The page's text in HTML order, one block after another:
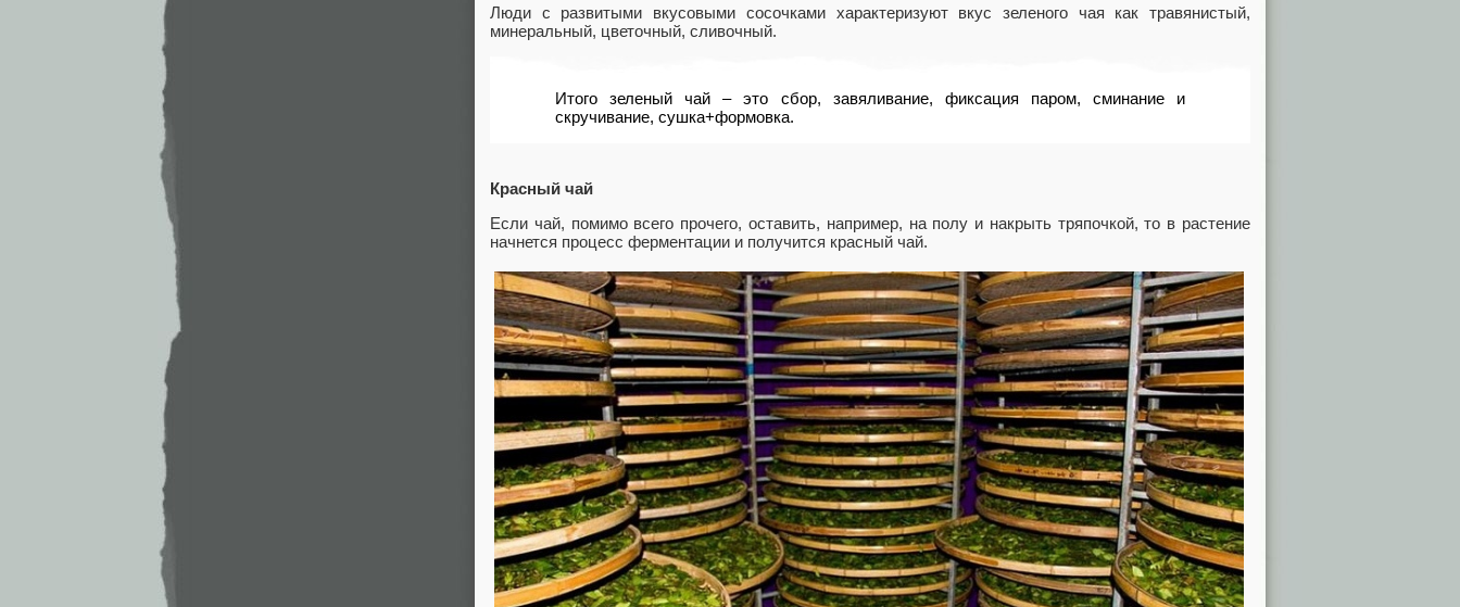
Люди с развитыми вкусовыми сосочками характеризуют вкус зеленого чая как травянистый,
минеральный, цветочный, сливочный.
Итого зеленый чай – это сбор, завяливание, фиксация паром, сминание и
скручивание, сушка+формовка.
Красный чай
Если чай, помимо всего прочего, оставить, например, на полу и накрыть тряпочкой, то в растение
начнется процесс ферментации и получится красный чай.